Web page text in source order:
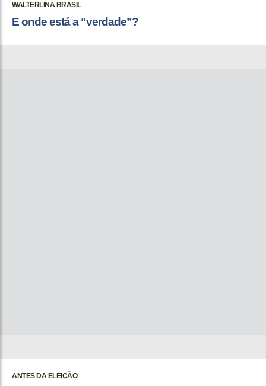
WALTERLINA BRASIL
E onde está a “verdade”?
ANTES DA ELEIÇÃO